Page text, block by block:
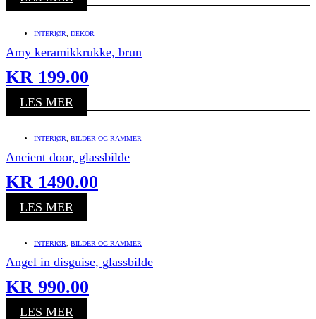
INTERIØR DEKOR
Amy keramikkrukke, brun
KR 199.00
LES MER
INTERIØR BILDER OG RAMMER
Ancient door, glassbilde
KR 1490.00
LES MER
INTERIØR BILDER OG RAMMER
Angel in disguise, glassbilde
KR 990.00
LES MER